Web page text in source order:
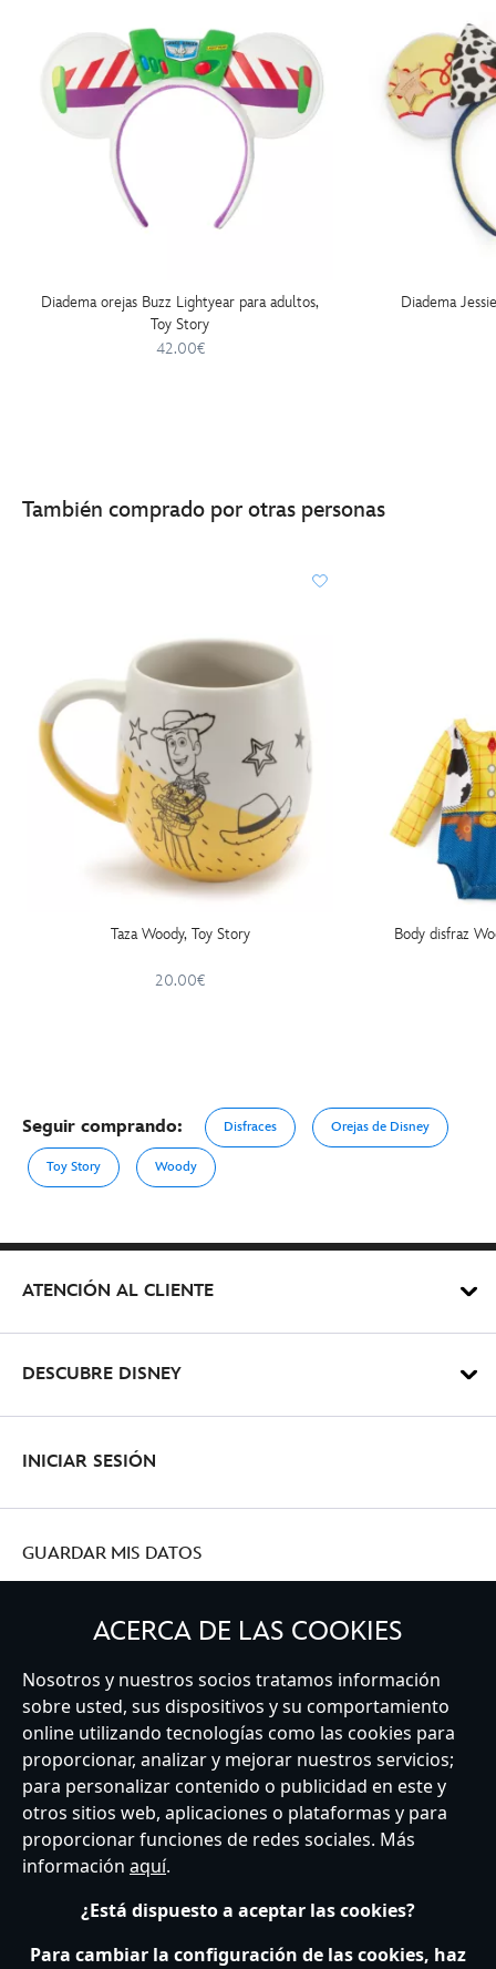
Diadema orejas Buzz Lightyear para adultos,
Toy Story
42.00€
Diadema
También comprado por otras personas
Taza Woody, Toy Story
20.00€
Body disfraz
Seguir comprando: Disfraces Orejas de Disney
Toy Story Woody
ATENCIÓN AL CLIENTE
DESCUBRE DISNEY
INICIAR SESIÓN
GUARDAR MIS DATOS
Spain
Atención al Cliente Términos de Uso
Buscador de Tiendas
Mapa del Sitio
Política de Privacidad
Política de Cookies
Sobre Privacidad en la UE
Términos y Condiciones Generales
Gestionar su configuración de cookies
s172 Statements
Accessibility
© Disney © Disney•Pixar © & ™ Lucasfilm LTD © Marvel. Todos los derechos
ACERCA DE LAS COOKIES
Nosotros y nuestros socios tratamos información
sobre usted, sus dispositivos y su comportamiento
online utilizando tecnologías como las cookies para
proporcionar, analizar y mejorar nuestros servicios;
para personalizar contenido o publicidad en este y
otros sitios web, aplicaciones o plataformas y para
proporcionar funciones de redes sociales. Más
información aquí.
¿Está dispuesto a aceptar las cookies?
Para cambiar la configuración de las cookies, haz